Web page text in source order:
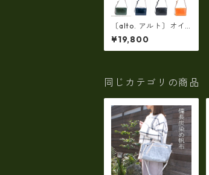
〔alto. アルト〕オイ
ルレザー（姫路レザー
製）ポケット充実・箱
型ショルダーバッグ
¥19,800
同じカテゴリの商品